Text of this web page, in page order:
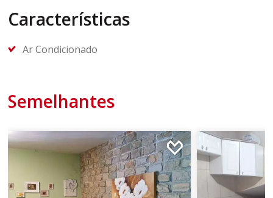
Características
Ar Condicionado
Semelhantes